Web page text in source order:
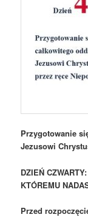
Przygotowanie
Jezusowi
DZIEŃ
KTÓREMU
Przed